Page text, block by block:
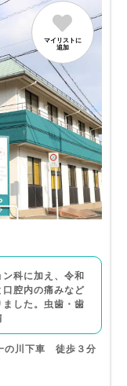
マイリストに
追加
科に加え、令和
腔内の痛みなど
した。虫歯・歯
の川下車 徒歩３分